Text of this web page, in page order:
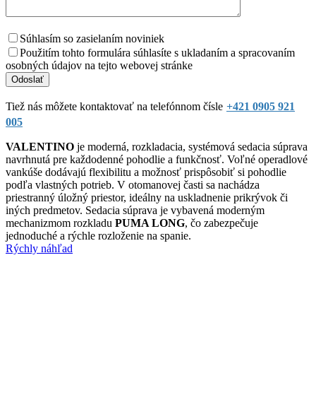
Súhlasím so zasielaním noviniek
Použitím tohto formulára súhlasíte s ukladaním a spracovaním
osobných údajov na tejto webovej stránke
Tiež nás môžete kontaktovať na telefónnom čísle +421 0905 921
005
VALENTINO je moderná, rozkladacia, systémová sedacia súprava
navrhnutá pre každodenné pohodlie a funkčnosť. Voľné operadlové
vankúše dodávajú flexibilitu a možnosť prispôsobiť si pohodlie
podľa vlastných potrieb. V otomanovej časti sa nachádza
priestranný úložný priestor, ideálny na uskladnenie prikrývok či
iných predmetov. Sedacia súprava je vybavená moderným
mechanizmom rozkladu PUMA LONG, čo zabezpečuje
jednoduché a rýchle rozloženie na spanie.
Rýchly náhľad